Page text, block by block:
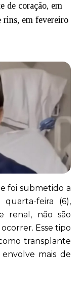
de coração, em
rins, em fevereiro
foi submetido a
feira (6),
renal, não são
Esse tipo
transplante
mais de